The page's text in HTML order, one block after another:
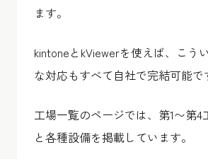
ます。
kintoneとkViewerを使えば、こう
な対応もすべて自社で完結可能で
工場一覧のページでは、第1〜第
と各種設備を掲載しています。